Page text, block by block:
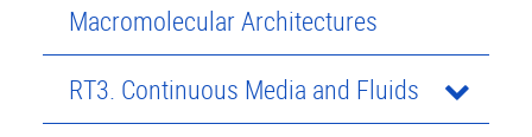
Macromolecular Architectures
RT3. Continuous Media and Fluids